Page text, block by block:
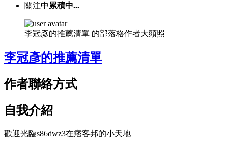
關注中 累積中...
李冠彥的推薦清單 的部落格作者大頭照
李冠彥的推薦清單
作者聯絡方式
自我介紹
歡迎光臨s86dwz3在痞客邦的小天地